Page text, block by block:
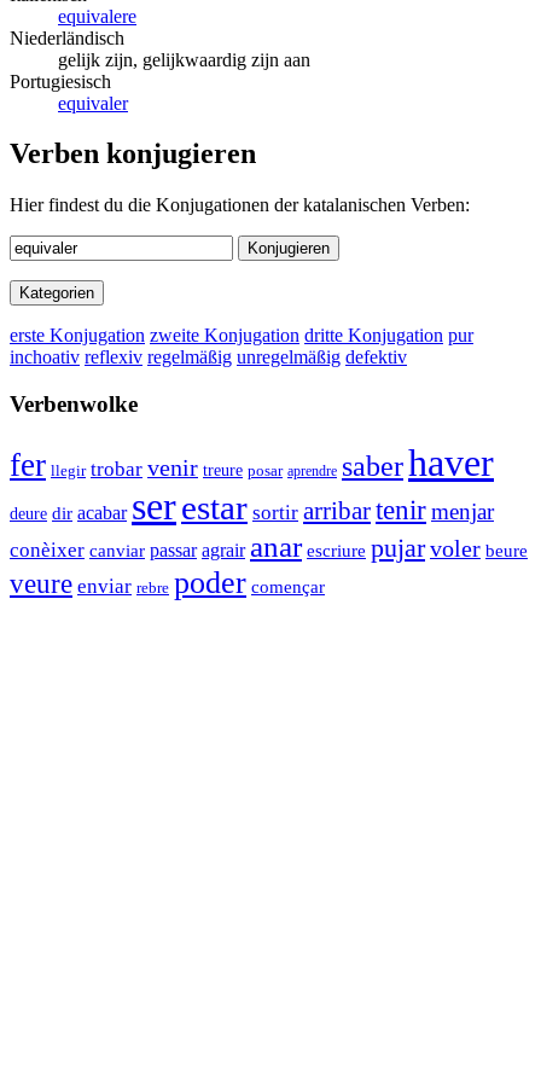
equivalere
Niederländisch
gelijk zijn, gelijkwaardig zijn aan
Portugiesisch
equivaler
Verben konjugieren
Hier findest du die Konjugationen der katalanischen Verben:
Konjugieren
Kategorien
erste Konjugation zweite Konjugation dritte Konjugation pur
inchoativ reflexiv regelmäßig unregelmäßig defektiv
Verbenwolke
fer llegir trobar venir treure posar aprendre saberhaver
deure dir acabar serestar sortir arribartenirmenjar
conèixer canviar passar agrair anar escriure pujarvoler beure
veure enviar rebre poder començar